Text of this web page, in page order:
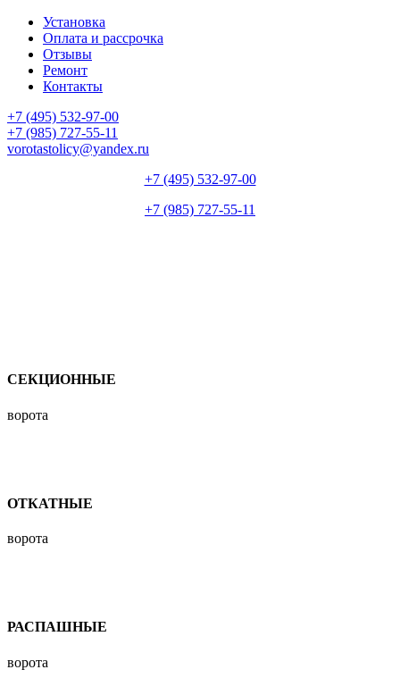
Установка
Оплата и рассрочка
Отзывы
Ремонт
Контакты
+7 (495) 532-97-00
+7 (985) 727-55-11
vorotastolicy@yandex.ru
+7 (495) 532-97-00
+7 (985) 727-55-11
СЕКЦИОННЫЕ
ворота
ОТКАТНЫЕ
ворота
РАСПАШНЫЕ
ворота